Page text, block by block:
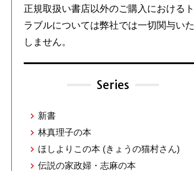
正規取扱い書店以外のご購入におけるト
ラブルについては弊社では一切関与いた
しません。
Series
新書
林真理子の本
ほしよりこの本 (きょうの猫村さん)
伝説の家政婦・志麻の本